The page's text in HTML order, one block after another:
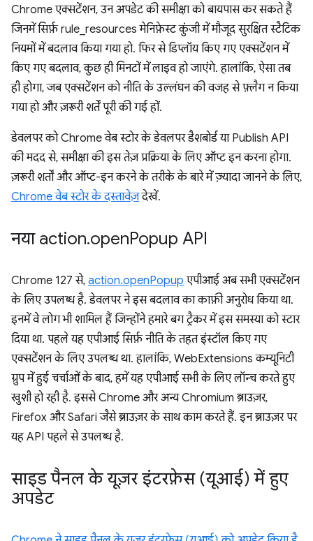
Chrome एक्सटेंशन, उन अपडेट की समीक्षा को बायपास कर सकते हैं
जिनमें सिर्फ़ rule_resources मेनिफ़ेस्ट कुंजी में मौजूद सुरक्षित स्टैटिक
नियमों में बदलाव किया गया हो. फिर से डिप्लॉय किए गए एक्सटेंशन में
किए गए बदलाव, कुछ ही मिनटों में लाइव हो जाएंगे. हालांकि, ऐसा तब
ही होगा, जब एक्सटेंशन को नीति के उल्लंघन की वजह से फ़्लैग न किया
गया हो और ज़रूरी शर्तें पूरी की गई हों.
डेवलपर को Chrome वेब स्टोर के डेवलपर डैशबोर्ड या Publish API
की मदद से, समीक्षा की इस तेज़ प्रक्रिया के लिए ऑप्ट इन करना होगा.
ज़रूरी शर्तों और ऑप्ट-इन करने के तरीके के बारे में ज़्यादा जानने के लिए,
Chrome वेब स्टोर के दस्तावेज़देखें.
नया action.openPopup API
Chrome 127 से, action.openPopup एपीआई अब सभी एक्सटेंशन
के लिए उपलब्ध है. डेवलपर ने इस बदलाव का काफ़ी अनुरोध किया था.
इनमें वे लोग भी शामिल हैं जिन्होंने हमारे बग ट्रैकर में इस समस्या को स्टार
दिया था. पहले यह एपीआई सिर्फ़ नीति के तहत इंस्टॉल किए गए
एक्सटेंशन के लिए उपलब्ध था. हालांकि, WebExtensions कम्यूनिटी
ग्रुप में हुई चर्चाओं के बाद, हमें यह एपीआई सभी के लिए लॉन्च करते हुए
खुशी हो रही है. इससे Chrome और अन्य Chromium ब्राउज़र,
Firefox और Safari जैसे ब्राउज़र के साथ काम करते हैं. इन ब्राउज़र पर
यह API पहले से उपलब्ध है.
साइड पैनल के यूज़र इंटरफ़ेस (यूआई) में हुए
अपडेट